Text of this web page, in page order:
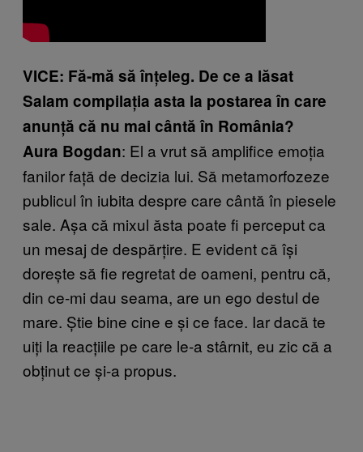
VICE: Fă-mă să înțeleg. De ce a lăsat
Salam compilația asta la postarea în care
anunță că nu mai cântă în România?
Aura Bogdan: El a vrut să amplifice emoția
fanilor față de decizia lui. Să metamorfozeze
publicul în iubita despre care cântă în piesele
sale. Așa că mixul ăsta poate fi perceput ca
un mesaj de despărțire. E evident că își
dorește să fie regretat de oameni, pentru că,
din ce-mi dau seama, are un ego destul de
mare. Știe bine cine e și ce face. Iar dacă te
uiți la reacțiile pe care le-a stârnit, eu zic că a
obținut ce și-a propus.